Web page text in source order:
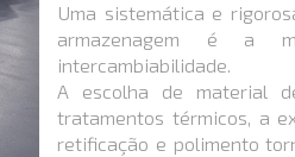
Uma sistemática e
armazenagem é a
intercambiabilidade.
A escolha de material
tratamentos térmicos, a
retificação e polimento